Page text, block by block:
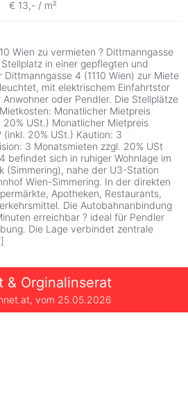
€ 13,- / m²
Wien zu vermieten ? Dittmanngasse
in einer gepflegten und
4 (1110 Wien) zur Miete
mit elektrischem Einfahrtstor
oder Pendler. Die Stellplätze
Monatlicher Mietpreis
USt.) Monatlicher Mietpreis
20% USt.) Kaution: 3
3 Monatsmieten zzgl. 20% USt
befindet sich in ruhiger Wohnlage im
(Simmering), nahe der U3-Station
Wien-Simmering. In der direkten
Apotheken, Restaurants,
Die Autobahnanbindung
erreichbar ? ideal für Pendler
Die Lage verbindet zentrale
]
& Orginalinserat
vom 25.05.2026